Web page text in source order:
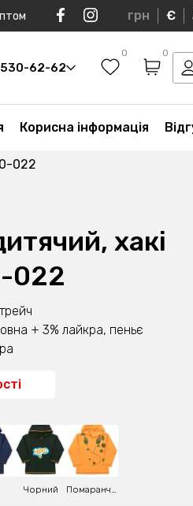
грн €
62-62
0 0
Корисна інформація
022
хакі
022
+ 3% лайкра, пеньє
Чорний Помаранчевий